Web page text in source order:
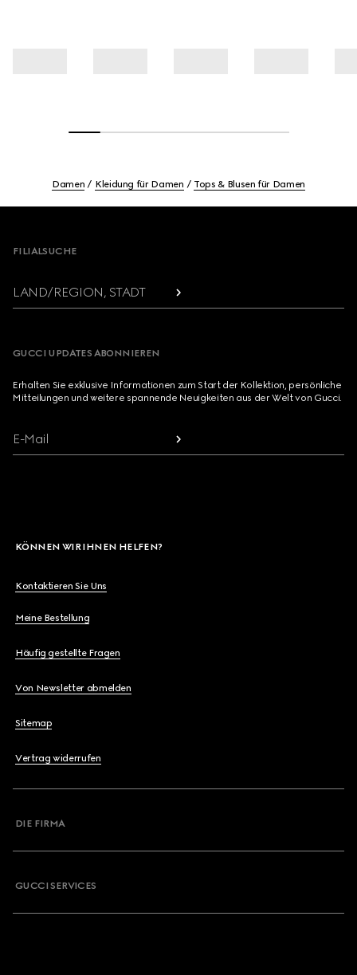
Damen Kleidung für Damen Tops & Blusen für Damen
FILIALSUCHE
LAND/REGION, STADT
GUCCI UPDATES ABONNIEREN
Erhalten Sie exklusive Informationen zum Start der Kollektion, persönliche
Mitteilungen und weitere spannende Neuigkeiten aus der Welt von Gucci.
E-Mail
KÖNNEN WIR IHNEN HELFEN?
Kontaktieren Sie Uns
Meine Bestellung
Häufig gestellte Fragen
Von Newsletter abmelden
Sitemap
Vertrag widerrufen
DIE FIRMA
GUCCI SERVICES